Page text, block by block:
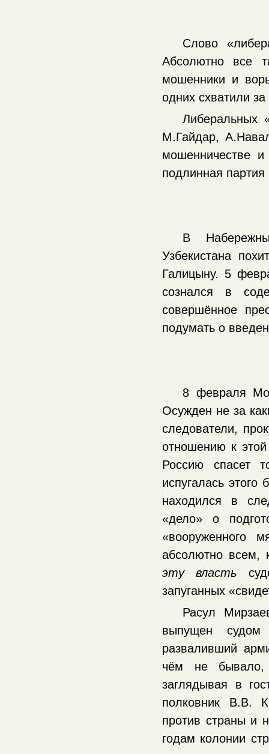
Слово
Абсолютно все
мошенники и
одних схватили
Либеральных
М.Гайдар,
мошенничестве
подлинная
В
Узбекистана
Галицыну. 5
сознался в
совершённое
подумать о
8 февраля
Осужден не за
следователи,
отношению к
Россию спасет
испугалась
находился в
«дело» о
«вооруженного
абсолютно всем,
эту власть
запуганных
Расул
выпущен судом
разваливший
чём не бывало,
заглядывая в
полковник В.В.
против страны и
годам колонии